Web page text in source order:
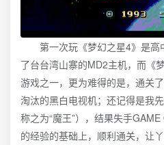
第一次玩《梦幻之星4》是高
了台台湾山寨的MD2主机，而《
游戏之一，更为难得的是，通关
淘汰的黑白电视机；还记得是我
称之为“魔王”），结果失手
的经验的基础上，顺利通关，让